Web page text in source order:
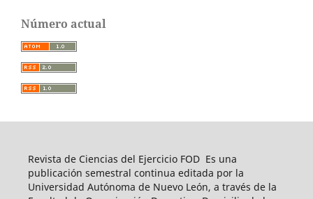
Número actual
Revista de Ciencias del Ejercicio FOD Es una
publicación semestral continua editada por la
Universidad Autónoma de Nuevo León, a través de la